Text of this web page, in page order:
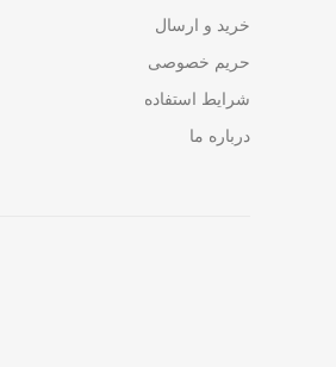
خرید و ارسال
حریم خصوصی
شرایط استفاده
درباره ما